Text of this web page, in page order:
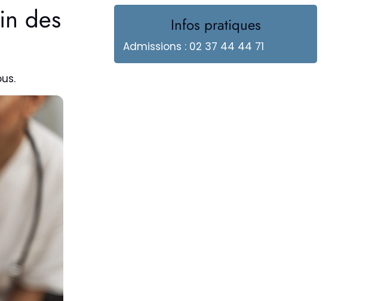
des
Infos pratiques
Admissions : 02 37 44 44 71